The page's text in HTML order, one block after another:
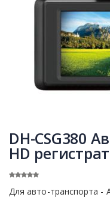
DH-CSG380
HD
Для авто-транспорта -